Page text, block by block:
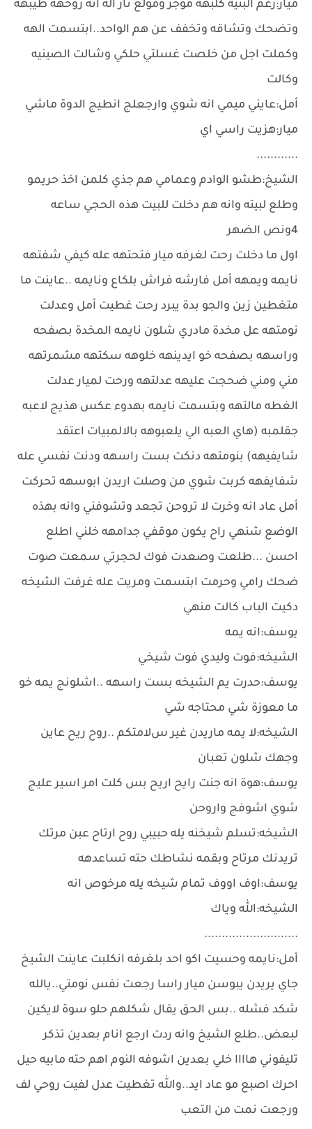
ميار:رغم البنيه كلبهه موجر ومولع نار اله انه روحهه طيبهه
وتضحك وتشاقه وتخفف عن هم الواحد..ابتسمت الهه
وكملت اجل من خلصت غسلتي حلكي وشالت الصينيه
وكالت
أمل:عايني ميمي انه شوي وارجعلج انطيج الدوة ماشي
ميار:هزيت راسي اي
............
الشيخ:طشو الوادم وعمامي هم جذي كلمن اخذ حريمو
وطلع لبيته وانه هم دخلت للبيت هذه الحجي ساعه
4ونص الضهر
اول ما دخلت رحت لغرفه ميار فتحتهه عله كيفي شفتهه
نايمه ويمهه أمل فارشه فراش بلكاع ونايمه ..عاينت ما
متغطين زين والجو بدة يبرد رحت غطيت أمل وعدلت
نومتهه عل مخدة مادري شلون نايمه المخدة بصفحه
وراسهه بصفحه خو ايدينهه خلوهه سكتهه مشمرتهه
مني ومني ضحجت عليهه عدلتهه ورحت لميار عدلت
الغطه مالتهه وبتسمت نايمه بهدوء عكس هذيج ﻻعبه
جقلمبه (هاي العبه الي يلعبوهه بالالمبيات اعتقد
شايفيهه) بنومتهه دنكت بست راسهه ودنت نفسي عله
شفايفهه كربت شوي من وصلت اريدن ابوسهه تحركت
أمل عاد انه وخرت ﻻ تروحن تجعد وتشوفني وانه بهذه
الوضع شنهي راح يكون موقفي جدامهه خلني اطلع
احسن ...طلعت وصعدت فوك لحجرتي سمعت صوت
ضحك رامي وحرمت ابتسمت ومريت عله غرفت الشيخه
دكيت الباب كالت منهي
يوسف:انه يمه
الشيخه:فوت وليدي فوت شيخي
يوسف:حدرت يم الشيخه بست راسهه ..اشلونج يمه خو
ما معوزة شي محتاجه شي
الشيخه:ﻻ يمه ماريدن غير سﻻمتكم ..روح ريح عاين
وجهك شلون تعبان
يوسف:هوة انه جنت رايح اريح بس كلت امر اسير عليج
شوي اشوفج واروحن
الشيخه:تسلم شيخنه يله حبيبي روح ارتاح عبن مرتك
تريدنك مرتاح وبقمه نشاطك حته تساعدهه
يوسف:اوف اووف تمام شيخه يله مرخوص انه
الشيخه:الله وياك
...........................
أمل:نايمه وحسيت اكو احد بلغرفه انكلبت عاينت الشيخ
جاي يريدن يبوسن ميار راسا رجعت نفس نومتي..يالله
شكد فشله ..بس الحق يقال شكلهم حلو سوة ﻻيكين
لبعض..طلع الشيخ وانه ردت ارجع انام بعدين تذكر
تليفوني هاااا خلي بعدين اشوفه النوم اهم حته مابيه حيل
احرك اصبع مو عاد ايد..والله تغطيت عدل لفيت روحي لف
ورجعت نمت من التعب